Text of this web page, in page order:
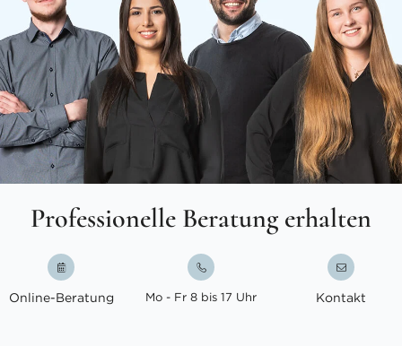
Professionelle Beratung erhalten
Online-Beratung Mo - Fr 8 bis 17 Uhr Kontakt